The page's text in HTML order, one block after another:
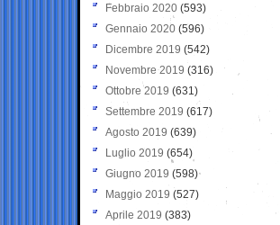
Febbraio 2020 (593)
Gennaio 2020 (596)
Dicembre 2019 (542)
Novembre 2019 (316)
Ottobre 2019 (631)
Settembre 2019 (617)
Agosto 2019 (639)
Luglio 2019 (654)
Giugno 2019 (598)
Maggio 2019 (527)
Aprile 2019 (383)